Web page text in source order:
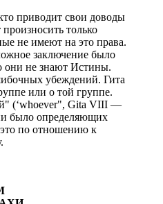
приводит свои доводы
только
не имеют на это права.
заключение было
они не знают Истины.
убеждений. Гита
или о той группе.
(‘whoever", Gita VIII —
было определяющих
по отношению к